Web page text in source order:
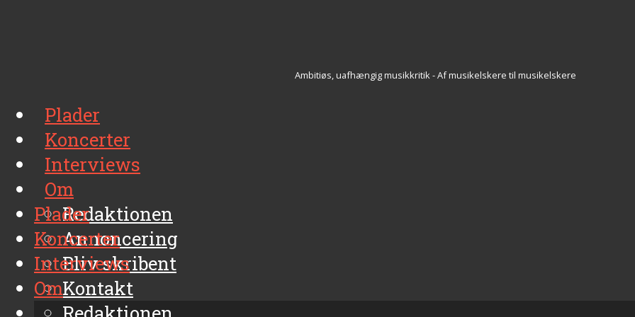
Ambitiøs, uafhængig musikkritik - Af musikelskere til musikelskere
Plader
Koncerter
Interviews
Om
Redaktionen
Annoncering
Bliv skribent
Kontakt
Plader
Koncerter
Interviews
Om